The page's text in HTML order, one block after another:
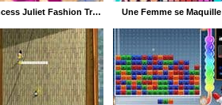
Princess Juliet Fashion Trouble Une Femme se Maquille